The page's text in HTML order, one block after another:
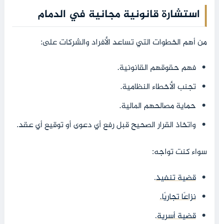
استشارة قانونية مجانية في الدمام
من أهم الخطوات التي تساعد الأفراد والشركات على:
فهم حقوقهم القانونية.
تجنب الأخطاء النظامية.
حماية مصالحهم المالية.
واتخاذ القرار الصحيح قبل رفع أي دعوى أو توقيع أي عقد.
سواء كنت تواجه:
قضية تنفيذ.
نزاعًا تجاريًا.
قضية أسرية.